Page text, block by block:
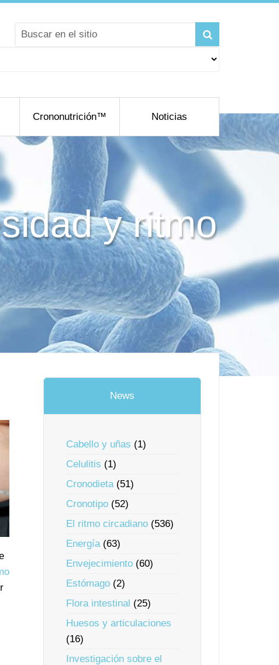
Crononutrición™ Noticias
y ritmo
News
Cabello y uñas (1)
Celulitis (1)
Cronodieta(51)
Cronotipo (52)
El ritmo circadiano (536)
Energía(63)
Envejecimiento (60)
Estómago (2)
Flora intestinal (25)
Huesos y articulaciones
(16)
Investigación sobre el